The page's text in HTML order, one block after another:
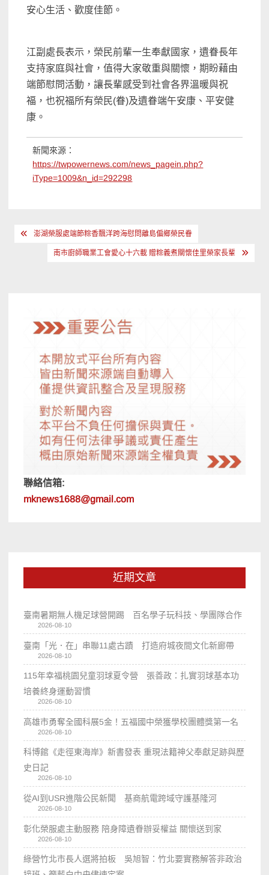
安心生活、歡度佳節。
江副處長表示，榮民前輩一生奉獻國家，遺眷長年
支持家庭與社會，值得大家敬重與關懷，期盼藉由
端節慰問活動，讓長輩感受到社會各界溫暖與祝
福，也祝福所有榮民(眷)及遺眷端午安康、平安健
康。
新聞來源：
https://twpowernews.com/news_pagein.php?
iType=1009&n_id=292298
文 澎湖榮服處端節粽香飄洋跨海慰問離島偏鄉榮民眷
南市廚師職業工會愛心十六載 贈粽義煮關懷佳里榮家長輩
聯絡信箱:
mknews1688@gmail.com
近期文章
臺南暑期無人機足球營開踢 百名學子玩科技、學團隊合作
2026-08-10
臺南「光．在」串聯11處古蹟 打造府城夜間文化新廊帶
2026-08-10
115年幸福桃園兒童羽球夏令營 張善政：扎實羽球基本功
培養終身運動習慣
2026-08-10
高雄市勇奪全國科展5金！五福國中榮獲學校團體獎第一名
2026-08-10
科博館《走徑東海岸》新書發表 重現法籍神父奉獻足跡與歷
史日記
2026-08-10
從AI到USR進階公民新聞 基商航電跨域守護基隆河
2026-08-10
彰化榮服處主動服務 陪身障遺眷辦妥權益 關懷送到家
2026-08-10
綠營竹北市長人選將拍板 吳旭智：竹北要實務解答非政治